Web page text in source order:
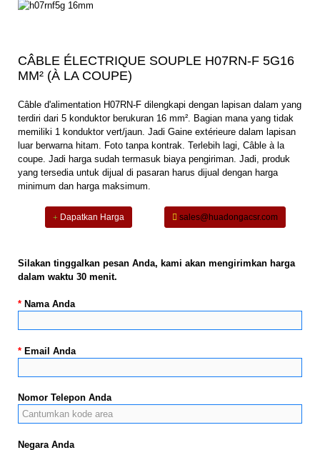
CÂBLE ÉLECTRIQUE SOUPLE H07RN-F 5G16
MM² (À LA COUPE)
Câble d'alimentation H07RN-F dilengkapi dengan lapisan dalam yang
terdiri dari 5 konduktor berukuran 16 mm². Bagian mana yang tidak
memiliki 1 konduktor vert/jaun. Jadi Gaine extérieure dalam lapisan
luar berwarna hitam. Foto tanpa kontrak. Terlebih lagi, Câble à la
coupe. Jadi harga sudah termasuk biaya pengiriman. Jadi, produk
yang tersedia untuk dijual di pasaran harus dijual dengan harga
minimum dan harga maksimum.
Dapatkan Harga sales@huadongacsr.com
Silakan tinggalkan pesan Anda, kami akan mengirimkan harga
dalam waktu 30 menit.
* Nama Anda
* Email Anda
Nomor Telepon Anda
Negara Anda